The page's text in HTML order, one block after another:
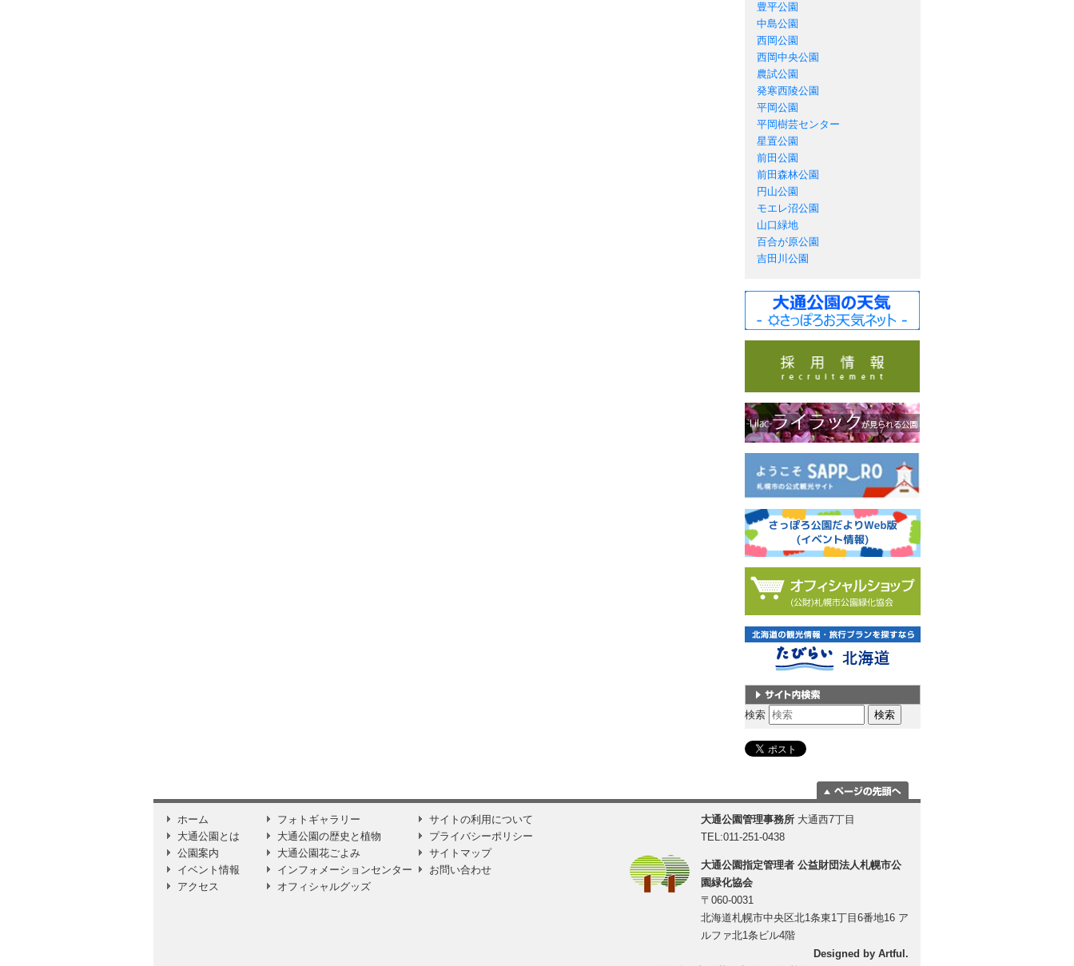
豊平公園
中島公園
西岡公園
西岡中央公園
農試公園
発寒西陵公園
平岡公園
平岡樹芸センター
星置公園
前田公園
前田森林公園
円山公園
モエレ沼公園
山口緑地
百合が原公園
吉田川公園
サイト内検索
検索
に移動
ホーム
大通公園とは
公園案内
イベント情報
アクセス
フォトギャラリー
大通公園の歴史と植物
大通公園花ごよみ
インフォメーションセンター
オフィシャルグッズ
サイトの利用について
プライバシーポリシー
サイトマップ
お問い合わせ
大通公園管理事務所 大通西7丁目
TEL:011-251-0438
大通公園指定管理者 公益財団法人札幌市公
園緑化協会
〒060-0031
北海道札幌市中央区北1条東1丁目6番地16 ア
ルファ北1条ビル4階
Designed by Artful.